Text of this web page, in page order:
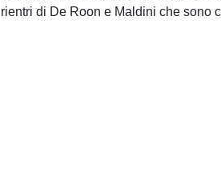
rientri di De Roon e Maldini che sono